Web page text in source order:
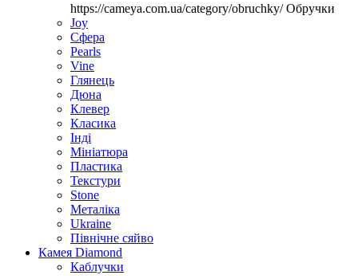
https://cameya.com.ua/category/obruchky/Обручки
Joy
Сфера
Pearls
Vine
Глянець
Дюна
Клевер
Класика
Інді
Мініатюра
Пластика
Текстури
Stone
Металіка
Ukraine
Північне сяйво
Камея Diamond
Каблучки